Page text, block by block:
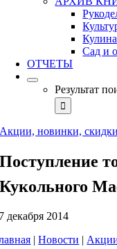
Сад и
ОТЧЕТЫ
Результат
Акции, новинки,
Поступление
Кукольного
декабря 2014
|Новости |